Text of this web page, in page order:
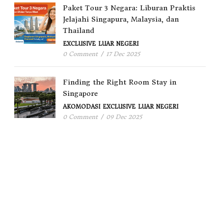
Paket Tour 3 Negara: Liburan Praktis
Jelajahi Singapura, Malaysia, dan
Thailand
EXCLUSIVE LUAR NEGERI
0 Comment / 17 Dec 2025
Finding the Right Room Stay in
Singapore
AKOMODASI EXCLUSIVE LUAR NEGERI
0 Comment / 09 Dec 2025